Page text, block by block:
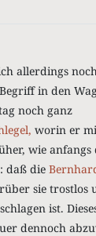
allerdings
in den
noch ganz
worin er
wie anfangs
daß die
sie trostlos
ist.
dennoch